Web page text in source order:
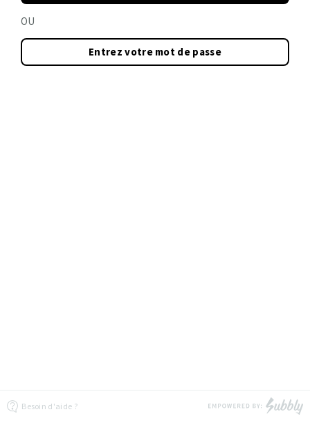
OU
Entrez votre mot de passe
Besoin d'aide ?